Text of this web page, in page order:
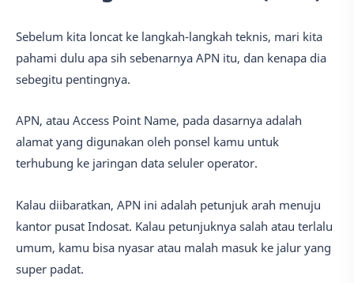
Sebelum kita loncat ke langkah-langkah teknis, mari kita
pahami dulu apa sih sebenarnya APN itu, dan kenapa dia
sebegitu pentingnya.
APN, atau Access Point Name, pada dasarnya adalah
alamat yang digunakan oleh ponsel kamu untuk
terhubung ke jaringan data seluler operator.
Kalau diibaratkan, APN ini adalah petunjuk arah menuju
kantor pusat Indosat. Kalau petunjuknya salah atau terlalu
umum, kamu bisa nyasar atau malah masuk ke jalur yang
super padat.